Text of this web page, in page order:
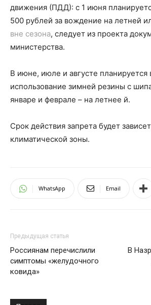
движения (ПДД): с 1 июня
500 рублей за вождение на летней
вне сезона, следует из проекта
министерства.
В июне, июле и августе планируется
использование зимней резины с
январе и феврале – на летнее й.
Срок действия запрета будет
климатической зоны.
WhatsApp Email
Предыдущая статья
Россиянам перечислили
симптомы «желудочного
ковида»
В